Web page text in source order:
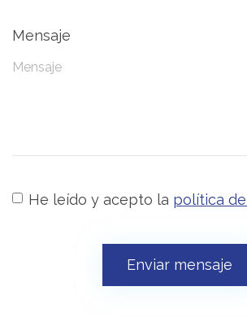
Mensaje
He leído y acepto la política
Enviar mensaje